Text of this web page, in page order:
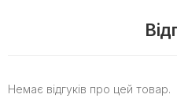
Немає відгуків про цей товар.